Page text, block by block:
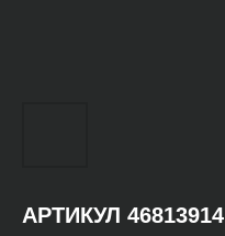
АРТИКУЛ 46813914